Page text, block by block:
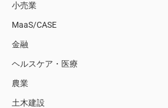
小売業
MaaS/CASE
金融
ヘルスケア・医療
農業
土木建設